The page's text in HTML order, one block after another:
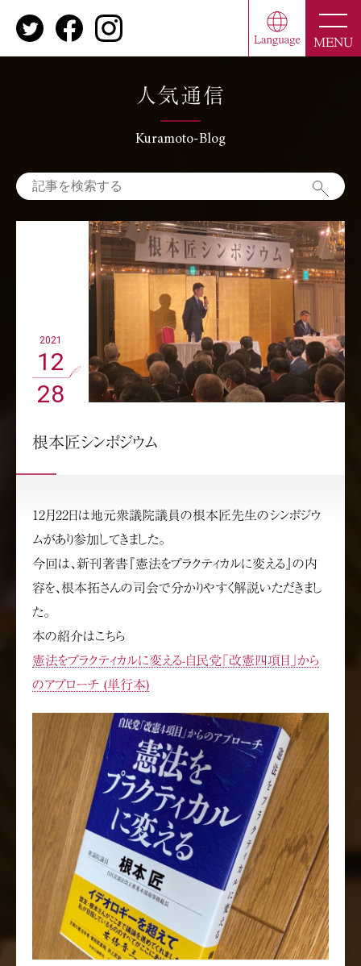
MENU
人気通信
Kuramoto-Blog
2021
12
28
根本匠シンポジウム
12月22日は地元衆議院議員の根本匠先生のシンポジウ
ムがあり参加してきました。
今回は、新刊著書『憲法をプラクティカルに変える』の内
容を、根本拓さんの司会で分かりやすく解説いただきまし
た。
本の紹介はこちら
憲法をプラクティカルに変える-自民党「改憲四項目」から
のアプローチ (単行本)